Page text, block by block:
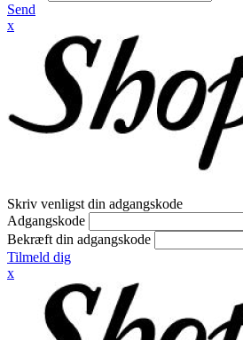
Send
x
Skriv venligst din adgangskode
Adgangskode
Bekræft din adgangskode
Tilmeld dig
x